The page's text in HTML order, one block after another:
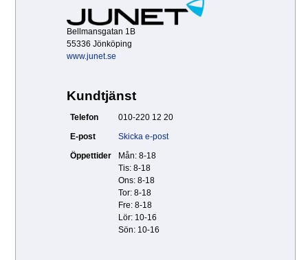
Bellmansgatan 1B
55336 Jönköping
www.junet.se
Kundtjänst
Telefon
010-220 12 20
E-post
Skicka e-post
Öppettider
Mån: 8-18
Tis: 8-18
Ons: 8-18
Tor: 8-18
Fre: 8-18
Lör: 10-16
Sön: 10-16